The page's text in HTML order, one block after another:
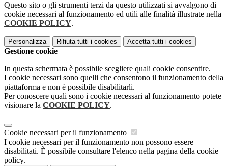
Questo sito o gli strumenti terzi da questo utilizzati si avvalgono di
cookie necessari al funzionamento ed utili alle finalità illustrate nella
COOKIE POLICY.
Personalizza Rifiuta tutti i cookies Accetta tutti i cookies
Gestione cookie
In questa schermata è possibile scegliere quali cookie consentire.
I cookie necessari sono quelli che consentono il funzionamento della
piattaforma e non è possibile disabilitarli.
Per conoscere quali sono i cookie necessari al funzionamento potete
visionare la COOKIE POLICY.
Cookie necessari per il funzionamento
I cookie necessari per il funzionamento non possono essere
disabilitati. È possibile consultare l'elenco nella pagina della cookie
policy.